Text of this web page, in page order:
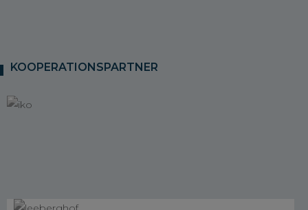
KOOPERATIONSPARTNER